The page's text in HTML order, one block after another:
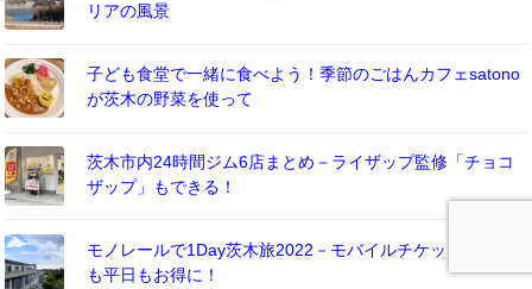
リアの風景
子ども食堂で一緒に食べよう！季節のごはんカフェsatono
が茨木の野菜を使って
茨木市内24時間ジム6店まとめ－ライザップ監修「チョコ
ザップ」もできる！
モノレールで1Day茨木旅2022－モバイルチケットで週末
も平日もお得に！